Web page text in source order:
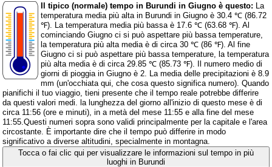
Il tipico (normale) tempo in Burundi in Giugno è questo: La
temperatura media più alta in Burundi in Giugno è 30.4 ℃ (86.72
℉). La temperatura media più bassa è 17.6 ℃ (63.68 ℉). Al
cominciando Giugno ci si può aspettare più bassa temperature,
la temperatura più alta media è di circa 30 ℃ (86 ℉). Al fine
Giugno ci si può aspettare più bassa temperature, la temperatura
più alta media è di circa 29.85 ℃ (85.73 ℉). Il numero medio di
giorni di pioggia in Giugno è 2. La media delle precipitazioni è 8.9
mm (un'occhiata qui, che cosa questo significa numero). Quando
pianifichi il tuo viaggio, tieni presente che il tempo reale potrebbe differire
da questi valori medi. la lunghezza del giorno all'inizio di questo mese è di
circa 11:56 (ore e minuti), in a metà del mese 11:55 e alla fine del mese
11:55.Questi numeri sopra sono validi principalmente per la capitale e l'area
circostante. È importante dire che il tempo può differire in modo
significativo a diverse altitudini, specialmente in montagna.
Tocca o fai clic qui per visualizzare le informazioni sul tempo in più
luoghi in Burundi